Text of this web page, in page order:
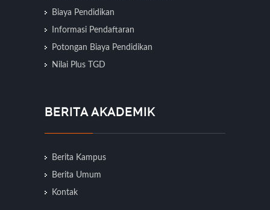
Biaya Pendidikan
Informasi Pendaftaran
Potongan Biaya Pendidikan
Nilai Plus TGD
BERITA AKADEMIK
Berita Kampus
Berita Umum
Kontak